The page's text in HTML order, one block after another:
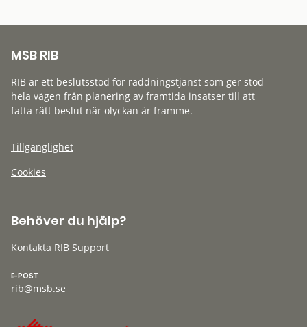
MSB RIB
RIB är ett beslutsstöd för räddningstjänst som ger stöd
hela vägen från planering av framtida insatser till att
fatta rätt beslut när olyckan är framme.
Tillgänglighet
Cookies
Behöver du hjälp?
Kontakta RIB Support
E-POST
rib@msb.se